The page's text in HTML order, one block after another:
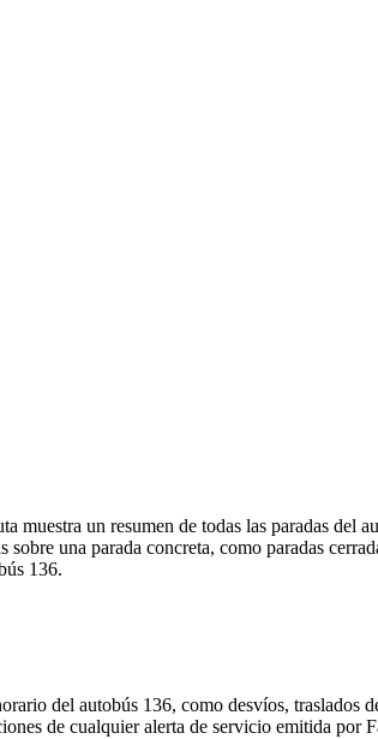
un resumen de todas las paradas del
una parada concreta, como paradas
136.
del autobús 136, como desvíos, traslados
de cualquier alerta de servicio emitida por